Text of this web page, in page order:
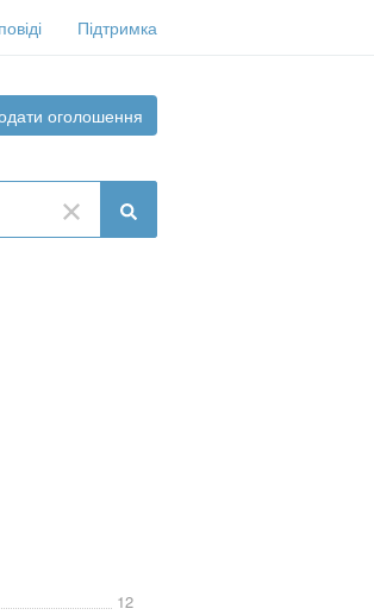
Підтримка
оголошення
12